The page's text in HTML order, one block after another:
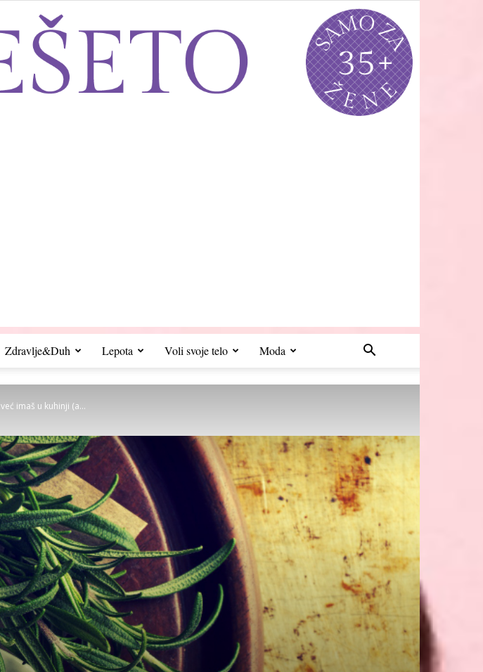
Zdravlje&Duh Lepota Voli svoje telo Moda
imaš u kuhinji (a...